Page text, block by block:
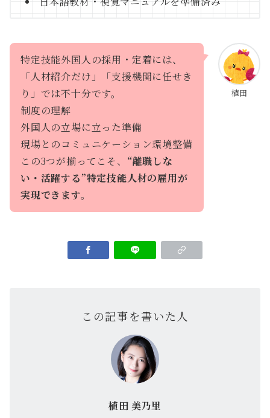
植田
特定技能外国人の採用・定着には、
「人材紹介だけ」「支援機関に任せき
り」では不十分です。
制度の理解
外国人の立場に立った準備
現場とのコミュニケーション環境整備
この3つが揃ってこそ、 “離職しな
い・活躍する”特定技能人材の雇用が
実現できます。
この記事を書いた人
植田 美乃里